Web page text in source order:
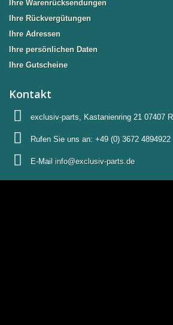
Ihre Warenrücksendungen
Ihre Rückvergütungen
Ihre Adressen
Ihre persönlichen Daten
Ihre Gutscheine
Kontakt
exclusiv-parts, Kastanienring 21 07407
Rufen Sie uns an: +49 (0) 3672 4894922
E-Mail info@exclusiv-parts.de